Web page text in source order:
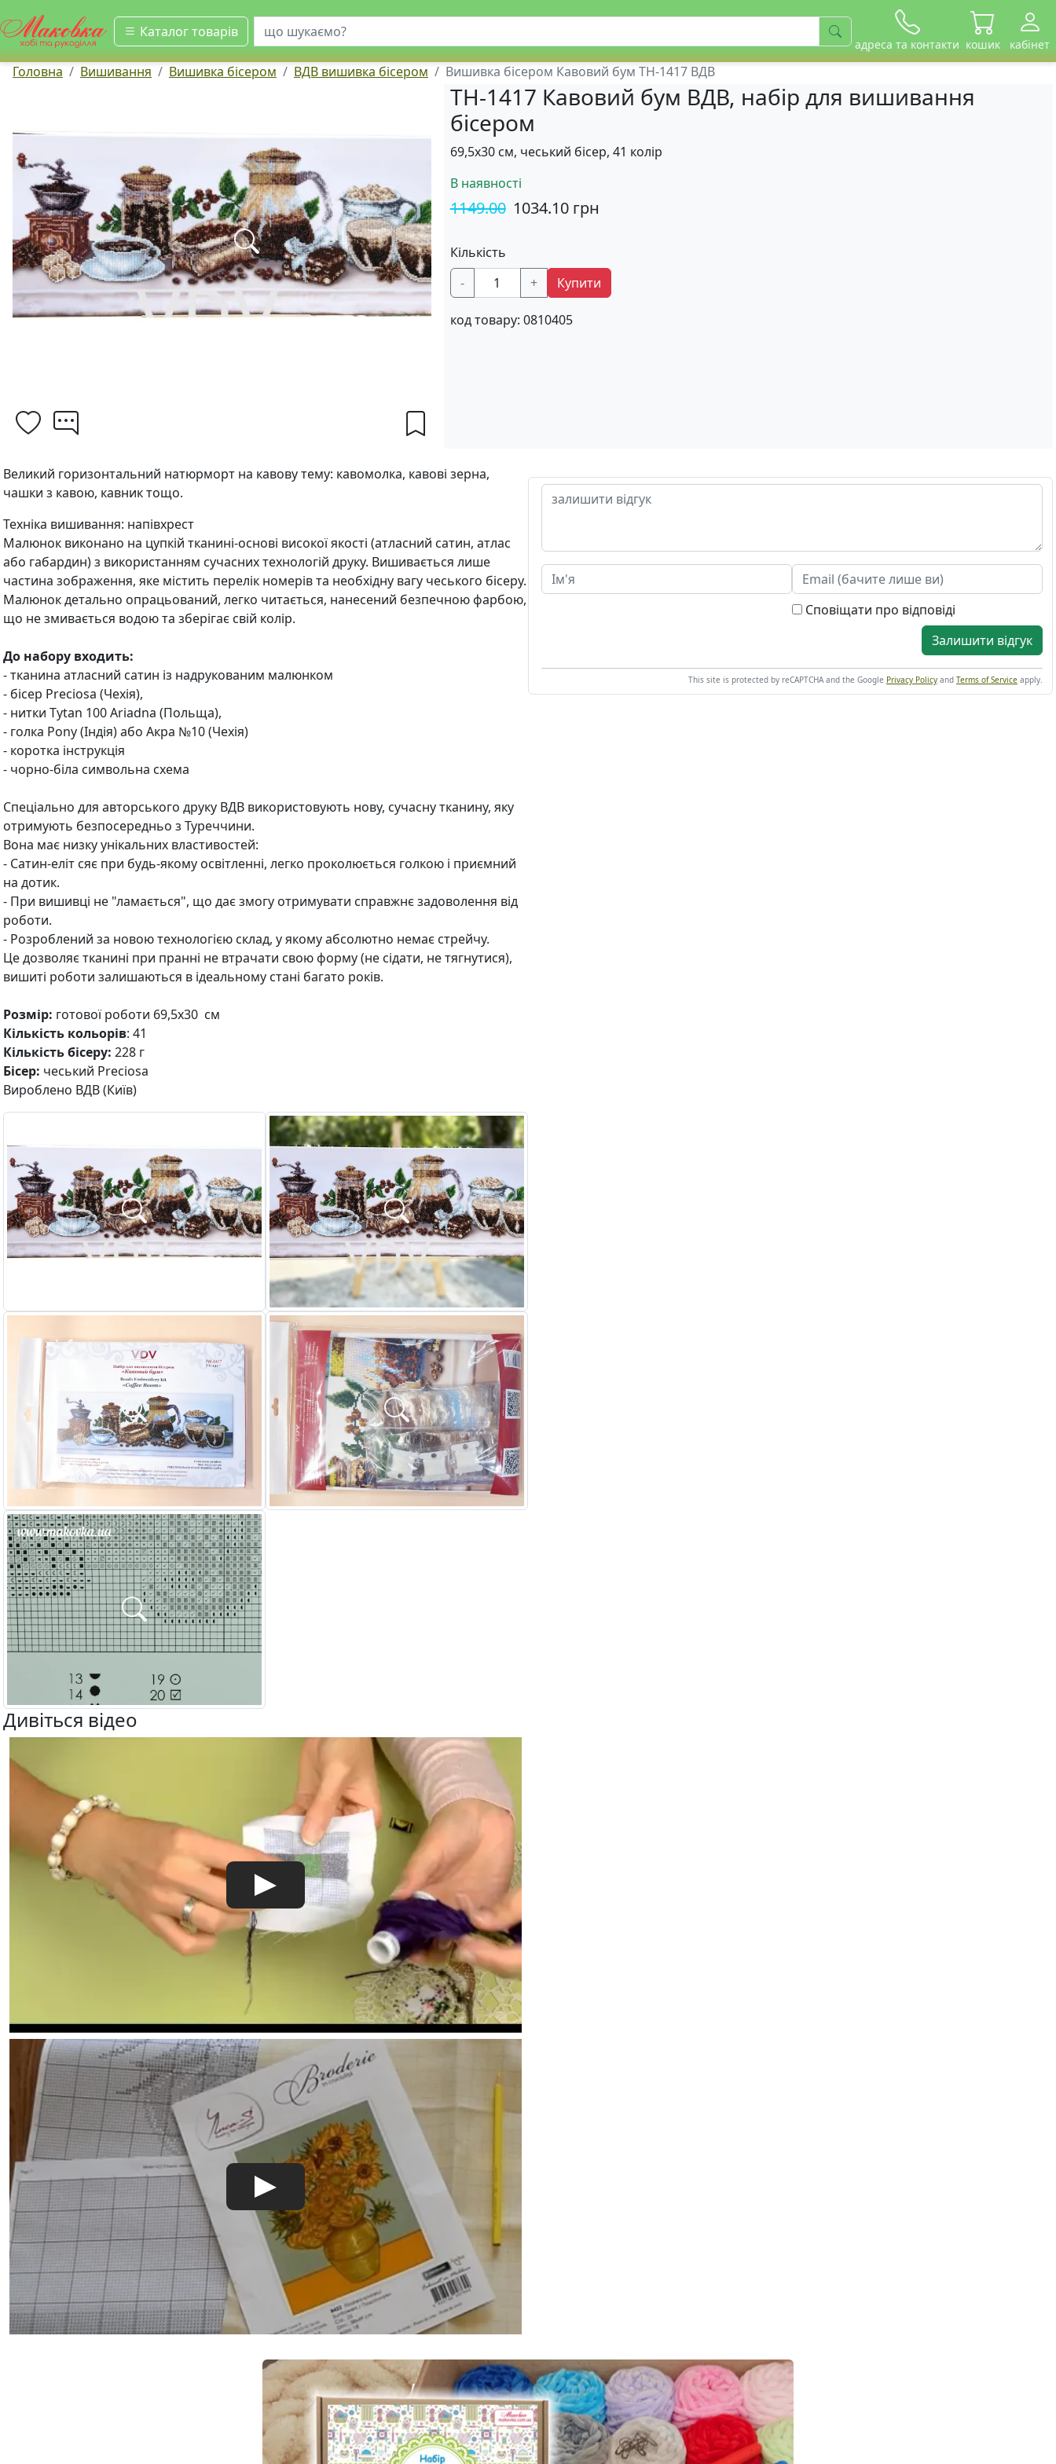
Каталог товарів
шукати
адреса та контакти кошик кабінет
Головна Вишивання Вишивка бісером ВДВ вишивка бісером Вишивка бісером Кавовий бум ТН-1417 ВДВ
ТН-1417 Кавовий бум ВДВ, набір для вишивання
бісером
69,5х30 см, чеський бісер, 41 колір
В наявності
1149.00 1034.10 грн
Кількість
-
+ Купити
код товару: 0810405
Великий горизонтальний натюрморт на кавову тему: кавомолка, кавові зерна,
чашки з кавою, кавник тощо.
Техніка вишивання: напівхрест
Малюнок виконано на цупкій тканині-основі високої якості (атласний сатин, атлас
або габардин) з використанням сучасних технологій друку. Вишивається лише
частина зображення, яке містить перелік номерів та необхідну вагу чеського бісеру.
Малюнок детально опрацьований, легко читається, нанесений безпечною фарбою,
що не змивається водою та зберігає свій колір.
До набору входить:
- тканина атласний сатин із надрукованим малюнком
- бісер Preciosa (Чехія),
- нитки Tytan 100 Ariadna (Польща),
- голка Pony (Індія) або Акра №10 (Чехія)
- коротка інструкція
- чорно-біла символьна схема
Спеціально для авторського друку ВДВ використовують нову, сучасну тканину, яку
отримують безпосередньо з Туреччини.
Вона має низку унікальних властивостей:
- Сатин-еліт сяє при будь-якому освітленні, легко проколюється голкою і приємний
на дотик.
- При вишивці не "ламається", що дає змогу отримувати справжнє задоволення від
роботи.
- Розроблений за новою технологією склад, у якому абсолютно немає стрейчу.
Це дозволяє тканині при пранні не втрачати свою форму (не сідати, не тягнутися),
вишиті роботи залишаються в ідеальному стані багато років.
Розмір: готової роботи 69,5х30 см
Кількість кольорів: 41
Кількість бісеру: 228 г
Бісер: чеський Preciosa
Вироблено ВДВ (Київ)
Дивіться відео
Сповіщати про відповіді
Залишити відгук
This site is protected by reCAPTCHA and the Google Privacy Policy and Terms of Service apply.